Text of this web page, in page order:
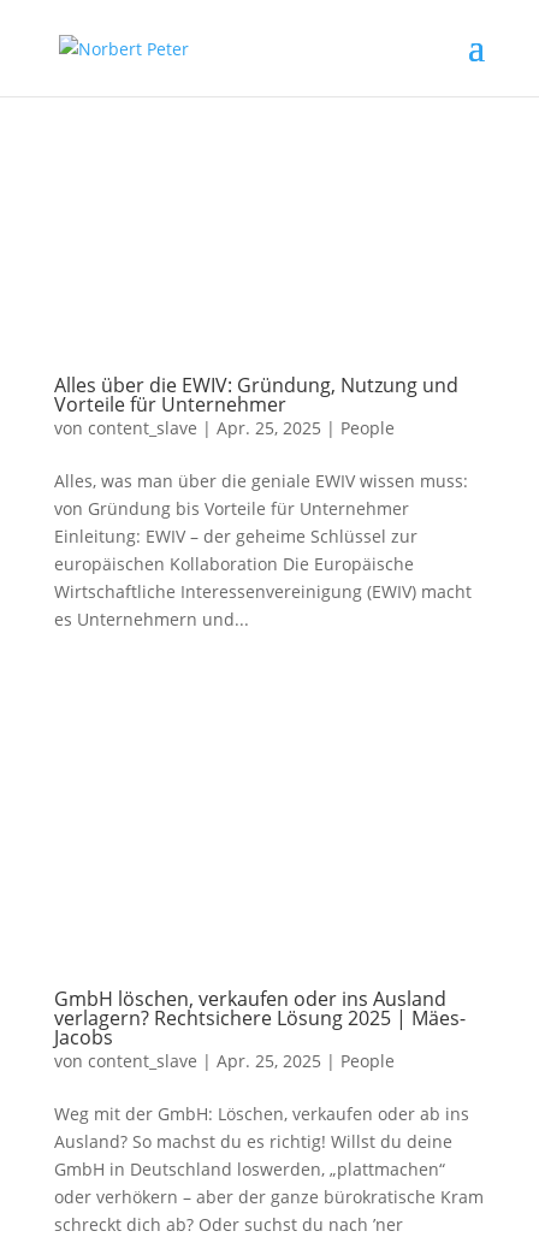
Alles über die EWIV: Gründung, Nutzung und
Vorteile für Unternehmer
von content_slave | Apr. 25, 2025 | People
Alles, was man über die geniale EWIV wissen muss:
von Gründung bis Vorteile für Unternehmer
Einleitung: EWIV – der geheime Schlüssel zur
europäischen Kollaboration Die Europäische
Wirtschaftliche Interessenvereinigung (EWIV) macht
es Unternehmern und...
GmbH löschen, verkaufen oder ins Ausland
verlagern? Rechtsichere Lösung 2025 | Mäes-
Jacobs
von content_slave | Apr. 25, 2025 | People
Weg mit der GmbH: Löschen, verkaufen oder ab ins
Ausland? So machst du es richtig! Willst du deine
GmbH in Deutschland loswerden, „plattmachen“
oder verhökern – aber der ganze bürokratische Kram
schreckt dich ab? Oder suchst du nach ’ner